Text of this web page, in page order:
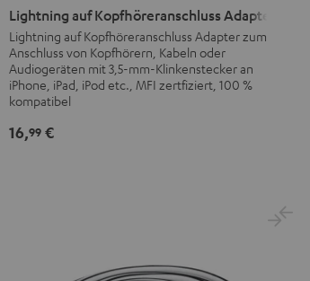
auf
Kopfhöreranschluss
Adapter
Schwarz
Lightning auf Kopfhöreranschluss Adapter
Lightning auf Kopfhöreranschluss Adapter zum
Anschluss von Kopfhörern, Kabeln oder
Audiogeräten mit 3,5-mm-Klinkenstecker an
iPhone, iPad, iPod etc., MFI zertfiziert, 100 %
kompatibel
16,99 €